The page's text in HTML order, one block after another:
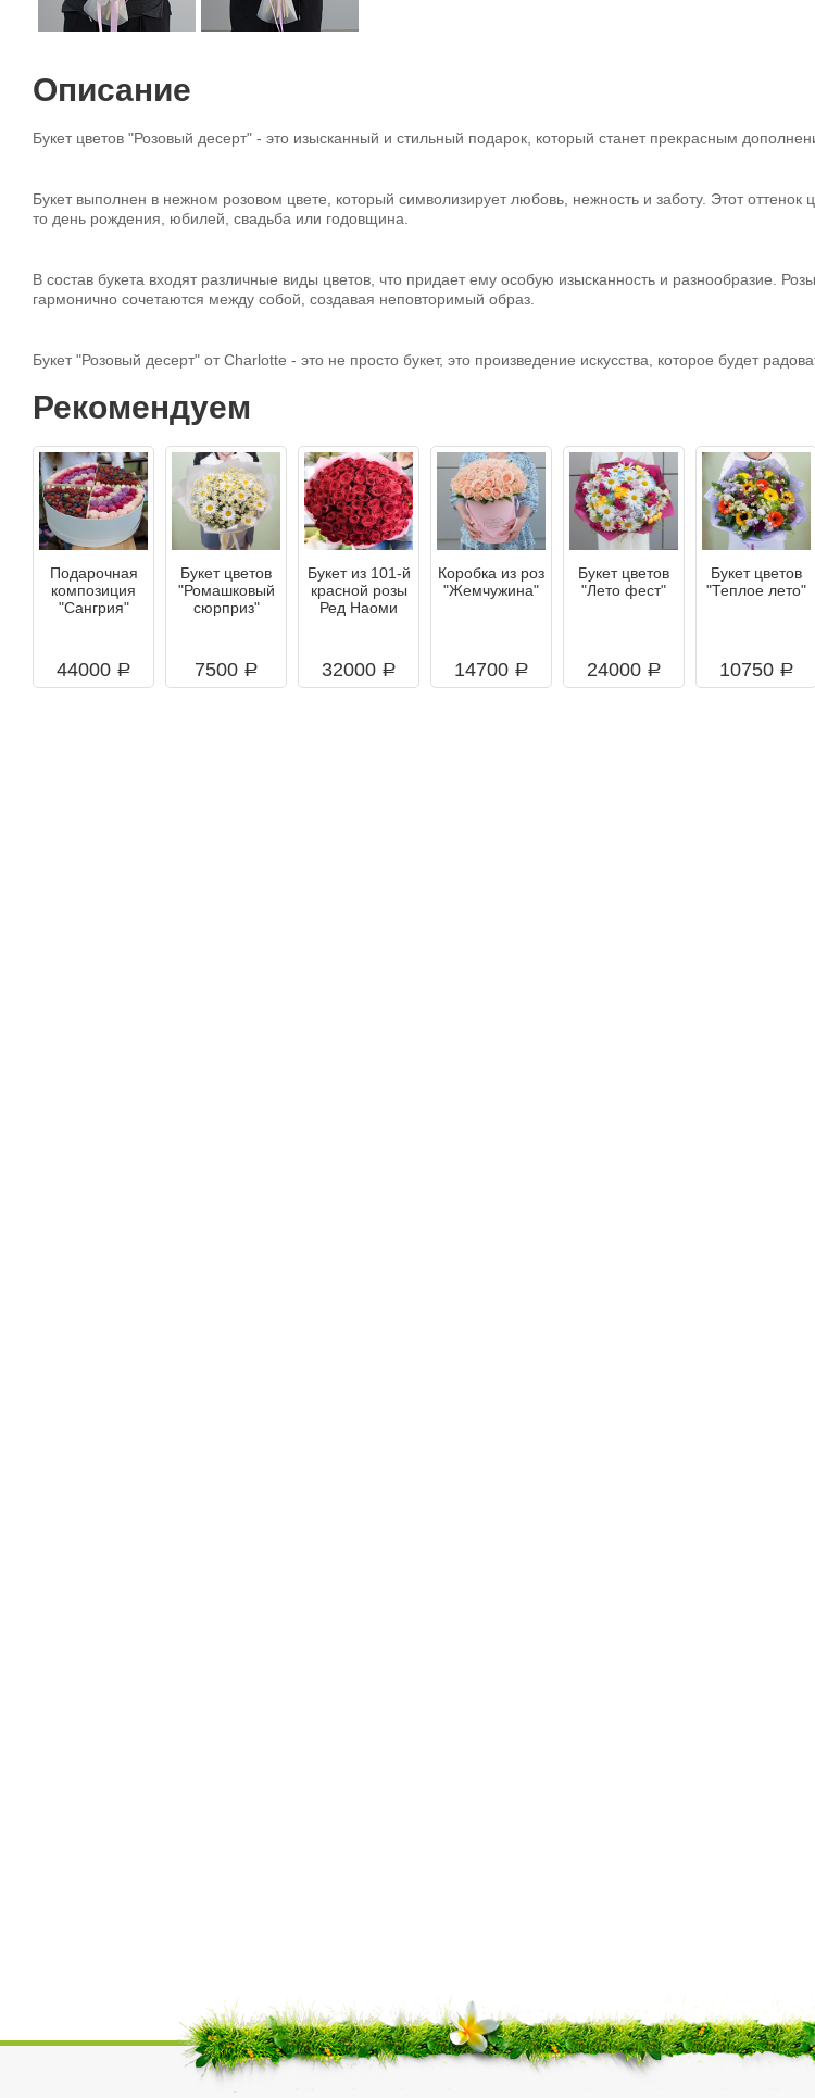
Описание
Букет цветов "Розовый десерт" - это изысканный и стильный подарок, который станет прекрасным
Букет выполнен в нежном розовом цвете, который символизирует любовь, нежность и заботу. Этот
то день рождения, юбилей, свадьба или годовщина.
В состав букета входят различные виды цветов, что придает ему особую изысканность и разнообразие.
гармонично сочетаются между собой, создавая неповторимый образ.
Букет "Розовый десерт" от Charlotte - это не просто букет, это произведение искусства, которое будет
Рекомендуем
Подарочная
композиция
"Сангрия"
44000 a
Букет цветов
"Ромашковый
сюрприз"
7500 a
Букет из 101-й
красной розы
Ред Наоми
32000 a
Коробка из роз
"Жемчужина"
14700 a
Букет цветов
"Лето фест"
24000 a
Букет цветов
"Теплое лето"
10750 a